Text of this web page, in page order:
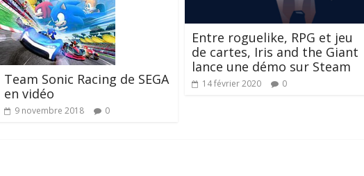
Team Sonic Racing de SEGA
en vidéo
9 novembre 2018 0
Entre roguelike, RPG et jeu
de cartes, Iris and the Giant
lance une démo sur Steam
14 février 2020 0